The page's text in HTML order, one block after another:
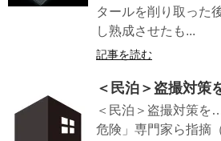
タールを削り取った
し熟成させたも...
記事を読む
＜民泊＞盗撮対策
＜民泊＞盗撮対策を
危険」専門家ら指摘